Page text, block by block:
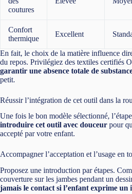
coutures
Confort
thermique
Excellent
En fait, le choix de la matière influence
du repos. Privilégiez des textiles certifiés
garantir une absence totale de
petit.
Réussir l’intégration de cet outil dans la
Une fois le bon modèle sélectionné,
introduire cet outil avec douceur pour
accepté par votre enfant.
Accompagner l’acceptation et l’usage en
Proposez une introduction par étapes.
couverture sur les jambes pendant un
jamais le contact si l’enfant exprime